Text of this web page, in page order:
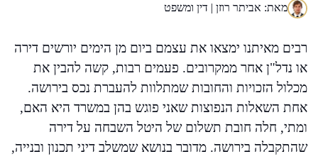
מאת: אביתר רוזן | דין ומשפט
רבים מאיתנו ימצאו את עצמם ביום מן הימים יורשים דירה
או נדל"ן אחר ממקרובים. פעמים רבות, קשה להבין את
מכלול הזכויות והחובות שמתלוות להעברת נכס בירושה.
אחת השאלות הנפוצות שאני פוגש בהן במשרד היא האם,
ומתי, חלה חובת תשלום של היטל השבחה על דירה
שהתקבלה בירושה. מדובר בנושא שמשלב דיני תכנון ובנייה,